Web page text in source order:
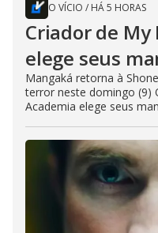
O VÍCIO / HÁ 5 HORAS
Criador de My
elege seus
Mangaká retorna à
terror neste domingo (9)
Academia elege seus